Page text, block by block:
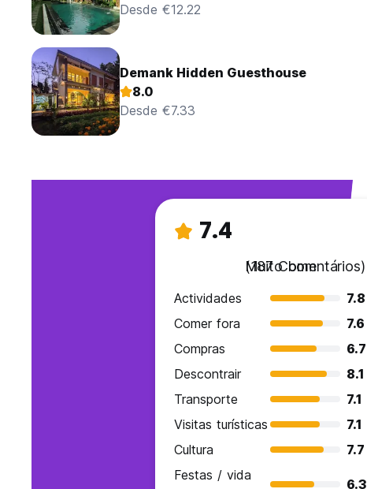
Desde €12.22
Demank Hidden Guesthouse
8.0
Desde €7.33
7.4
Muito bom
(187 Comentários)
Actividades
7.8
Comer fora
7.6
Compras
6.7
Descontrair
8.1
Transporte
7.1
Visitas turísticas
7.1
Cultura
7.7
Festas / vida
6.3